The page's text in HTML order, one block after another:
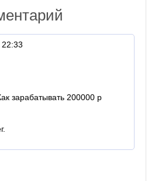
зарабатывать 200000 р